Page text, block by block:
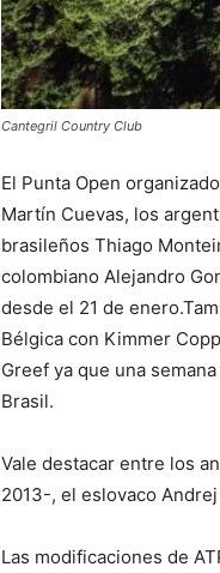
Cantegril Country Club
El Punta Open
Martín Cuevas, los
brasileños Thiago
colombiano Alejandro
desde el 21 de
Bélgica con Kimmer
Greef ya que una
Brasil.
Vale destacar entre los
2013-, el eslovaco
Las modificaciones de